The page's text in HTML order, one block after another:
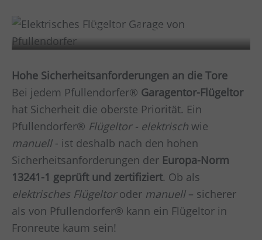
Sicherheit
Hohe Sicherheitsanforderungen an die Tore
Bei jedem Pfullendorfer® Garagentor-Flügeltor
hat Sicherheit die oberste Priorität. Ein
Pfullendorfer® Flügeltor - elektrisch wie
manuell - ist deshalb nach den hohen
Sicherheitsanforderungen der Europa-Norm
13241-1 geprüft und zertifiziert. Ob als
elektrisches Flügeltoroder manuell – sicherer
als von Pfullendorfer® kann ein Flügeltor in
Fronreute kaum sein!